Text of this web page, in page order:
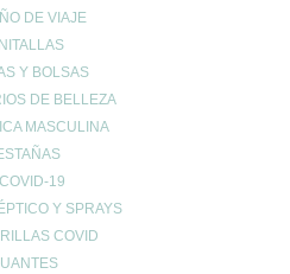
DE VIAJE
Y BOLSAS
DE BELLEZA
MASCULINA
COVID-19
Y SPRAYS
COVID